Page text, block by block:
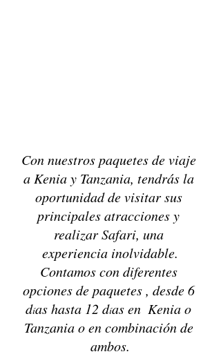
Con nuestros paquetes de viaje
a Kenia y Tanzania, tendrás la
oportunidad de visitar sus
principales atracciones y
realizar Safari, una
experiencia inolvidable.
Contamos con diferentes
opciones de paquetes , desde 6
días hasta 12 días en  Kenia o
Tanzania o en combinación de
ambos.